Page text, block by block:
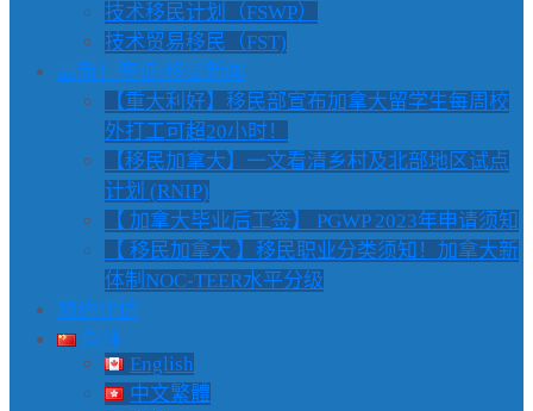
技术移民计划（FSWP）
技术贸易移民（FST)
最新！签证/移民新闻
【重大利好】移民部宣布加拿大留学生每周校
外打工可超20小时！
【移民加拿大】一文看清乡村及北部地区试点
计划 (RNIP)
【 加拿大毕业后工签】 PGWP 2023年申请须知
【 移民加拿大 】移民职业分类须知！加拿大新
体制NOC-TEER水平分级
预约评估
简体
English
中文繁體